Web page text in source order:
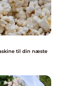
til din næste